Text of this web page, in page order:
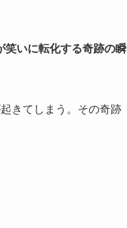
笑いに転化する奇跡の瞬
きてしまう。その奇跡